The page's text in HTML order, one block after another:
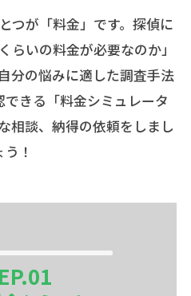
つが「料金」です。探偵に
らいの料金が必要なのか」
分の悩みに適した調査手法
きる「料金シミュレータ
相談、納得の依頼をしまし
う！
01